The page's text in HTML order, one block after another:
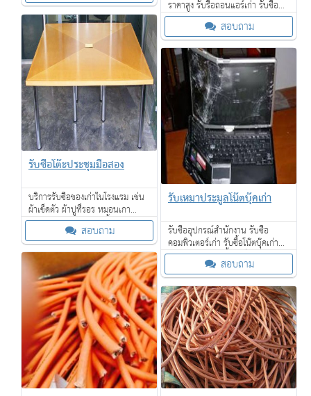
ดี ราคาสูง รับรื้อถอนแอร์เก่า รับซื้อ
ของเก่าทุกชนิดจำนวนมาก บริการ
รับซื้อถึงที่ จ่ายเงินสด ให้ราคาดี
สอบถาม
รับซื้อโต๊ะประชุมมือสอง
บริการรับซื้อของเก่าในโรงแรม เช่น
ผ้าเช็ดตัว ผ้าปูที่รอร หมอนเกา
เฟอร์นิเจอร์ โคมไฟ กาน้ำร้อน ไดร์
เป่าผม โซฟา เตียงนอน ที่นอน และ
อื่น ๆ
สอบถาม
รับเหมาประมูลโน๊ตบุ๊คเก่า
รับซื้ออุปกรณ์สำนักงาน รับซื้อ
คอมพิวเตอร์เก่า รับซื้อโน๊ตบุ๊คเก่าพูด
คุยกันก่อนได้ รับซื้อถึงที่ ถึงโรงงาน
ของท่าน ตามกำหนดเวลา ให้ราคาดี
สอบถาม